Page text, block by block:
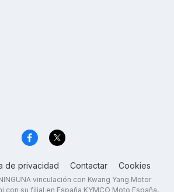
de privacidad Contactar Cookies
vinculación con Kwang Yang Motor
con su filial en España KYMCO Moto España,